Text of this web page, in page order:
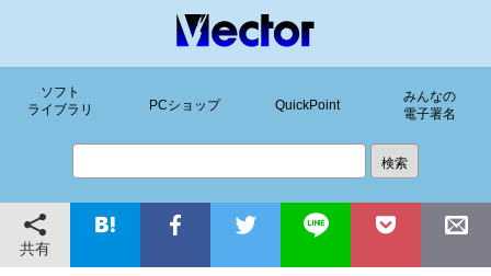
ソフト
ライブラリ
PCショップ QuickPoint
みんなの
電子署名
共有